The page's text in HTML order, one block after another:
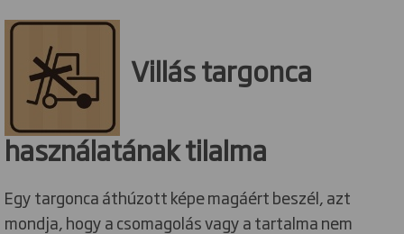
Villás targonca
használatának tilalma
Egy targonca áthúzott képe magáért beszél, azt
mondja, hogy a csomagolás vagy a tartalma nem